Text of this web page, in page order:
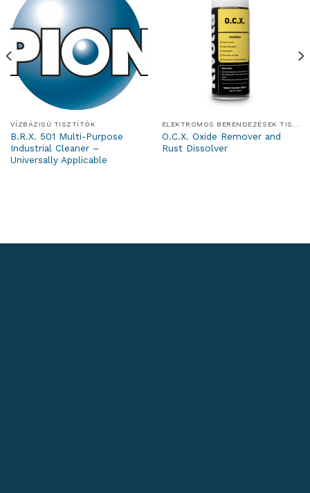
VÍZBÁZISÚ TISZTÍTÓK
B.R.X. 501 Multi-Purpose
Industrial Cleaner –
Universally Applicable
O.C.X. Oxide Remover and
Rust Dissolver